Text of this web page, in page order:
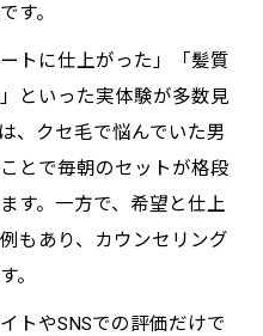
す。
トに仕上がった」「髪質
といった実体験が多数見
、クセ毛で悩んでいた男
とで毎朝のセットが格段
す。一方で、希望と仕上
もあり、カウンセリング
。
トやSNSでの評価だけで